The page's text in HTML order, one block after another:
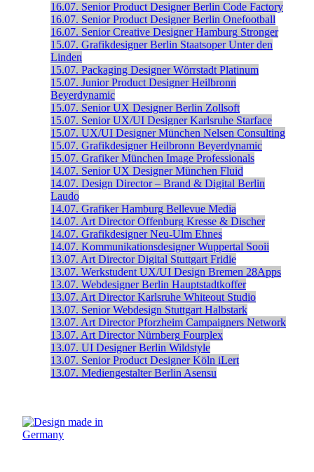
16.07. Senior Product Designer Berlin Code Factory
16.07. Senior Product Designer Berlin Onefootball
16.07. Senior Creative Designer Hamburg Stronger
15.07. Grafikdesigner Berlin Staatsoper Unter den
Linden
15.07. Packaging Designer Wörrstadt Platinum
15.07. Junior Product Designer Heilbronn
Beyerdynamic
15.07. Senior UX Designer Berlin Zollsoft
15.07. Senior UX/UI Designer Karlsruhe Starface
15.07. UX/UI Designer München Nelsen Consulting
15.07. Grafikdesigner Heilbronn Beyerdynamic
15.07. Grafiker München Image Professionals
14.07. Senior UX Designer München Fluid
14.07. Design Director – Brand & Digital Berlin
Laudo
14.07. Grafiker Hamburg Bellevue Media
14.07. Art Director Offenburg Kresse & Discher
14.07. Grafikdesigner Neu-Ulm Ehnes
14.07. Kommunikationsdesigner Wuppertal Sooii
13.07. Art Director Digital Stuttgart Fridie
13.07. Werkstudent UX/UI Design Bremen 28Apps
13.07. Webdesigner Berlin Hauptstadtkoffer
13.07. Art Director Karlsruhe Whiteout Studio
13.07. Senior Webdesign Stuttgart Halbstark
13.07. Art Director Pforzheim Campaigners Network
13.07. Art Director Nürnberg Fourplex
13.07. UI Designer Berlin Wildstyle
13.07. Senior Product Designer Köln iLert
13.07. Mediengestalter Berlin Asensu